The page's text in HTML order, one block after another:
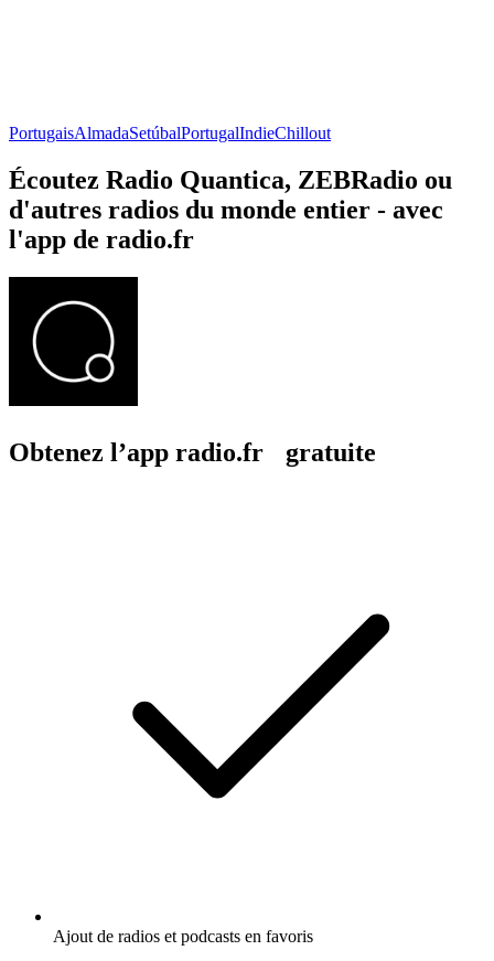
PortugaisAlmadaSetúbalPortugalIndieChillout
Écoutez Radio Quantica, ZEBRadio ou
d'autres radios du monde entier - avec
l'app de radio.fr
Obtenez l’app radio.fr gratuite
Ajout de radios et podcasts en favoris